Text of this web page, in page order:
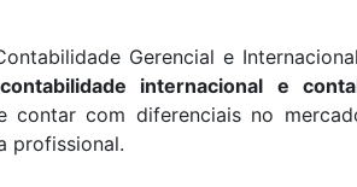
Gerencial e
internacional e
contar com diferenciais no
profissional.